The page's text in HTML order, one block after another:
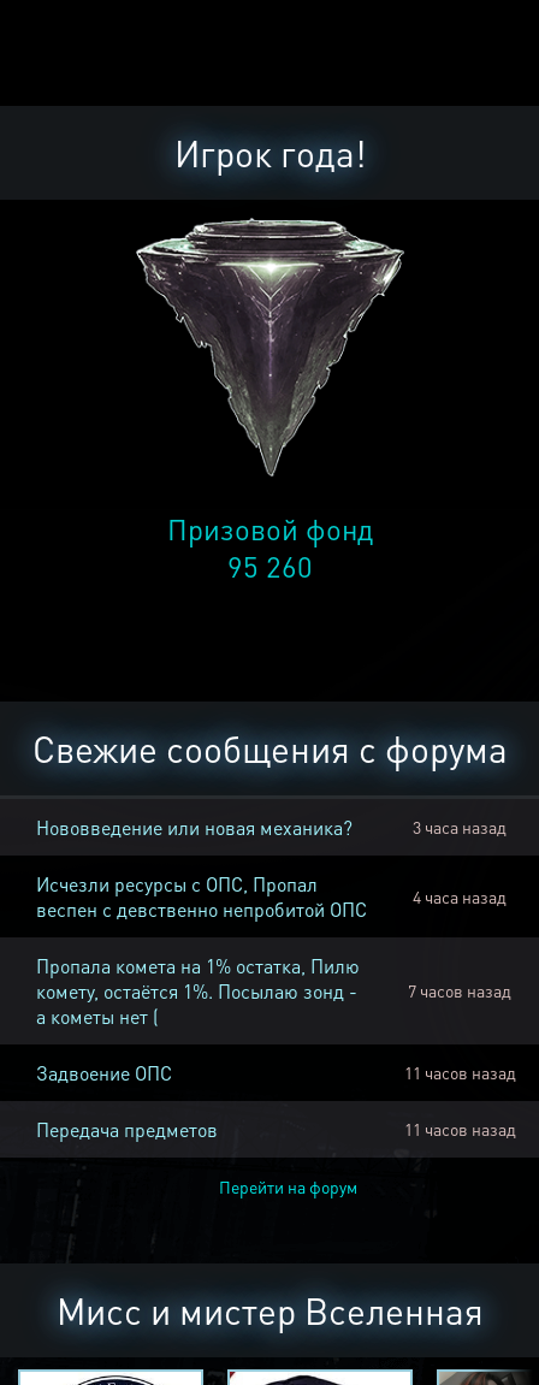
Игрок года!
Призовой фонд
95 260
Свежие сообщения с форума
Нововведение или новая механика? 3 часа назад
Исчезли ресурсы с ОПС, Пропал
веспен с девственно непробитой ОПС
4 часа назад
Пропала комета на 1% остатка, Пилю
комету, остаётся 1%. Посылаю зонд -
а кометы нет (
7 часов назад
Задвоение ОПС 11 часов назад
Передача предметов 11 часов назад
Перейти на форум
Мисс и мистер Вселенная